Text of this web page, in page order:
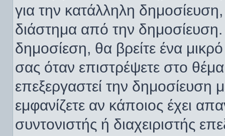
για την κατάλληλη
διάστημα από την
δημοσίεση, θα βρείτε ένα
σας όταν επιστρέψετε στο
επεξεργαστεί την δημοσίευση
εμφανίζετε αν κάποιος έχει
συντονιστής ή διαχειριστής